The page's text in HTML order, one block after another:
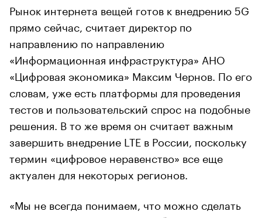
Рынок интернета вещей готов к внедрению 5G
прямо сейчас, считает директор по
направлению по направлению
«Информационная инфраструктура» АНО
«Цифровая экономика» Максим Чернов. По его
словам, уже есть платформы для проведения
тестов и пользовательский спрос на подобные
решения. В то же время он считает важным
завершить внедрение LTE в России, поскольку
термин «цифровое неравенство» все еще
актуален для некоторых регионов.
«Мы не всегда понимаем, что можно сделать